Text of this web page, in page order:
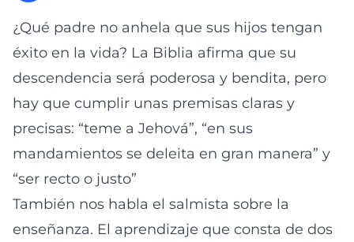
¿Qué padre no anhela que sus hijos tengan
éxito en la vida? La Biblia afirma que su
descendencia será poderosa y bendita, pero
hay que cumplir unas premisas claras y
precisas: “teme a Jehová”, “en sus
mandamientos se deleita en gran manera” y
“ser recto o justo”
También nos habla el salmista sobre la
enseñanza. El aprendizaje que consta de dos